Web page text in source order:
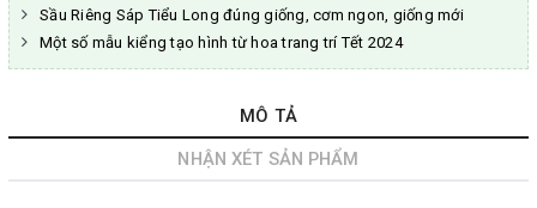
Sầu Riêng Sáp Tiểu Long đúng giống, cơm ngon, giống mới
Một số mẫu kiểng tạo hình từ hoa trang trí Tết 2024
MÔ TẢ
NHẬN XÉT SẢN PHẨM